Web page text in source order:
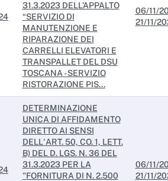
31.3.2023 DELL’APPALTO
“SERVIZIO DI
MANUTENZIONE E
RIPARAZIONE DEI
CARRELLI ELEVATORI E
TRANSPALLET DEL DSU
TOSCANA - SERVIZIO
RISTORAZIONE PIS...
06/11/
21/11/
DETERMINAZIONE
UNICA DI AFFIDAMENTO
DIRETTO AI SENSI
DELL'ART. 50, CO. 1, LETT.
B) DEL D. LGS. N. 36 DEL
31.3.2023 PER LA
"FORNITURA DI N. 2.500
06/11/
21/11/